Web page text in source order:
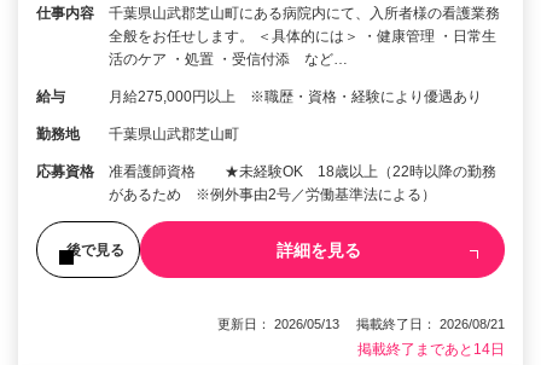
仕事内容
千葉県山武郡芝山町にある病院内にて、入所者様の看護業務
全般をお任せします。 ＜具体的には＞ ・健康管理 ・日常生
活のケア ・処置 ・受信付添 など…
給与 月給275,000円以上 ※職歴・資格・経験により優遇あり
勤務地 千葉県山武郡芝山町
応募資格
准看護師資格 ★未経験OK 18歳以上（22時以降の勤務
があるため ※例外事由2号／労働基準法による）
後で見る 詳細を見る
更新日： 2026/05/13 掲載終了日： 2026/08/21
掲載終了まであと14日